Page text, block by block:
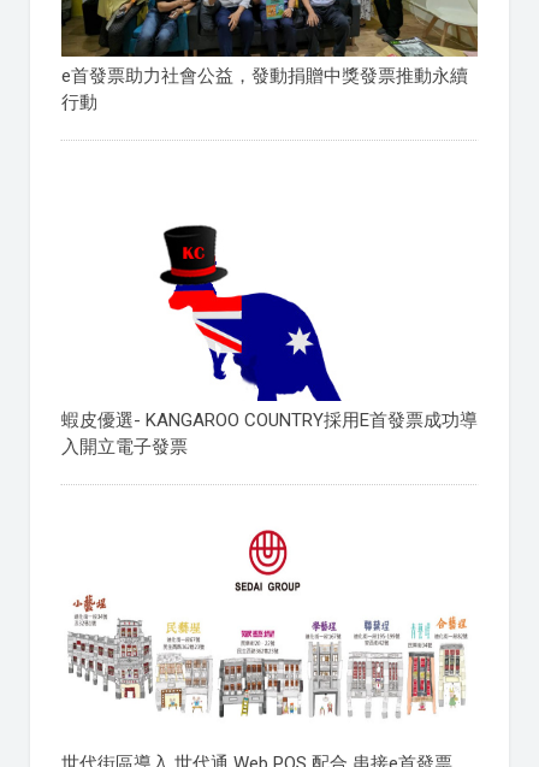
e首發票助力社會公益，發動捐贈中獎發票推動永續
行動
蝦皮優選- KANGAROO COUNTRY採用E首發票成功導
入開立電子發票